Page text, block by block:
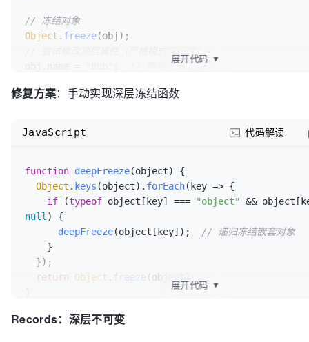
// 冻结对象
Object . freeze
// 静默失败或报错
// 嵌套属性仍可修改
console
log
// 输出：Los Angeles
展开代码 ▼
修复方案：手动实现深层冻结函数
function deepFreeze(object) {
Object . keys (object). forEach( key => {
if (typeof object[key] ===
"object"
null ) {
deepFreeze(object[key]);
// 递归冻结嵌套对象
return
Object . freeze (object);
}
const deeplyFrozenObj =
JavaScript 代码解读
展开代码 ▼
Records：深层不可变